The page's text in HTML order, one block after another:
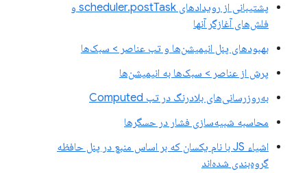
پشتیبانی از رویدادهای scheduler.postTask و
فلش‌های آغازگر آنها
بهبودهای پنل انیمیشن‌ها و تب عناصر > سبک‌ها
پرش از عناصر > سبک‌ها به انیمیشن‌ها
به‌روزرسانی‌های بلادرنگ در تب Computed
محاسبه شبیه‌سازی فشار در حسگرها
اشیاء JS با نام یکسان که بر اساس منبع در پنل حافظه
گروه‌بندی شده‌اند